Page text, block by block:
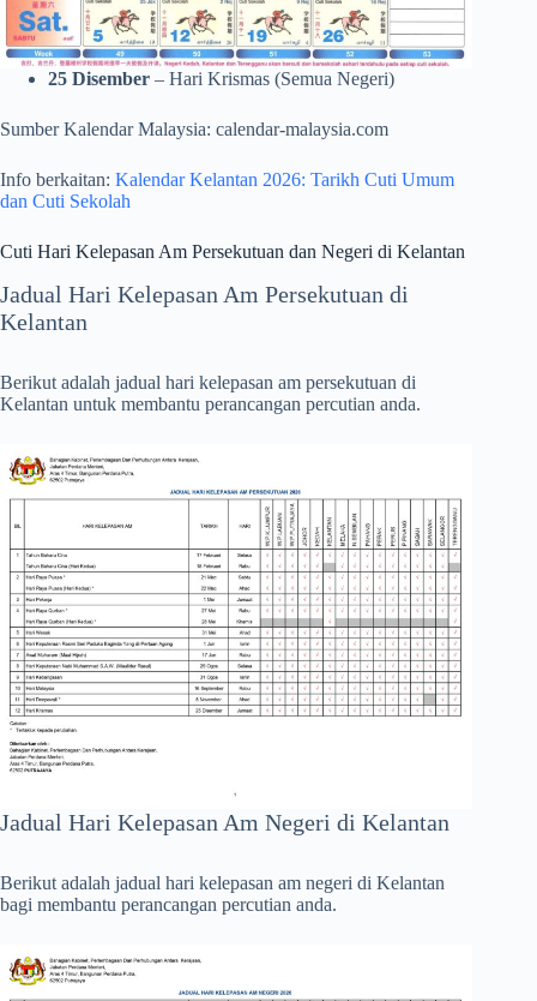
25 Disember – Hari Krismas (Semua Negeri)
Sumber Kalendar Malaysia: calendar-malaysia.com
Info berkaitan: Kalendar Kelantan 2026: Tarikh Cuti Umum
dan Cuti Sekolah
Cuti Hari Kelepasan Am Persekutuan dan Negeri di Kelantan
Jadual Hari Kelepasan Am Persekutuan di
Kelantan
Berikut adalah jadual hari kelepasan am persekutuan di
Kelantan untuk membantu perancangan percutian anda.
Jadual Hari Kelepasan Am Negeri di Kelantan
Berikut adalah jadual hari kelepasan am negeri di Kelantan
bagi membantu perancangan percutian anda.